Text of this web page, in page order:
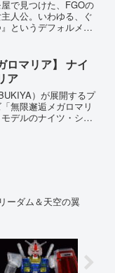
で見つけた、FGOの
人公。いわゆる、ぐ
というデフォルメシ
ンプルで、ガンプラ
とい...
ロマリア】 ナイ
ア
）が展開するプ
無限邂逅メガロマリ
デルのナイツ・シュ
ーダム＆天空の翼